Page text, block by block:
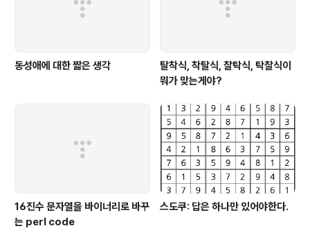
동성애에 대한 짧은 생각
탈착식, 착탈식, 찰탁식, 탁찰식이
뭐가 맞는게야?
16진수 문자열을 바이너리로 바꾸
는 perl code
스도쿠: 답은 하나만 있어야한다.